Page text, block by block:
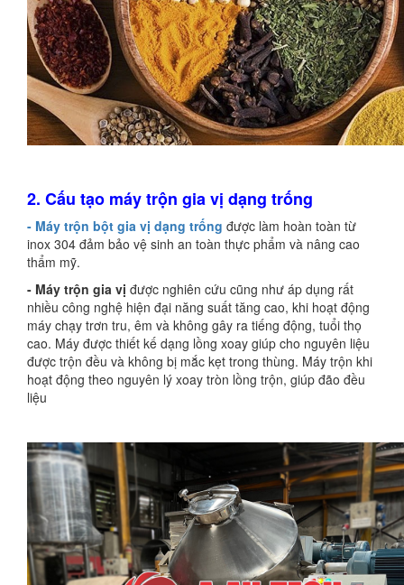
2. Cấu tạo máy trộn gia vị dạng trống
- Máy trộn bột gia vị dạng trống được làm hoàn toàn từ
inox 304 đảm bảo vệ sinh an toàn thực phẩm và nâng cao
thẩm mỹ.
- Máy trộn gia vị được nghiên cứu cũng như áp dụng rất
nhiều công nghệ hiện đại năng suất tăng cao, khi hoạt động
máy chạy trơn tru, êm và không gây ra tiếng động, tuổi thọ
cao. Máy được thiết kế dạng lồng xoay giúp cho nguyên liệu
được trộn đều và không bị mắc kẹt trong thùng. Máy trộn khi
hoạt động theo nguyên lý xoay tròn lồng trộn, giúp đão đều
liệu